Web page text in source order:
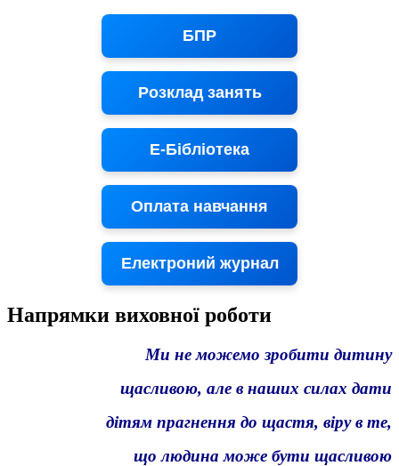
БПР
Розклад занять
Е-Бібліотека
Оплата навчання
Електроний журнал
Напрямки виховної роботи
Ми не можемо зробити дитину
щасливою, але в наших силах дати
дітям прагнення до щастя, віру в те,
що людина може бути щасливою